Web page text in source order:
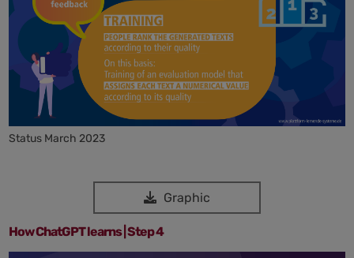
Status March 2023
Graphic
How ChatGPT learns | Step 4